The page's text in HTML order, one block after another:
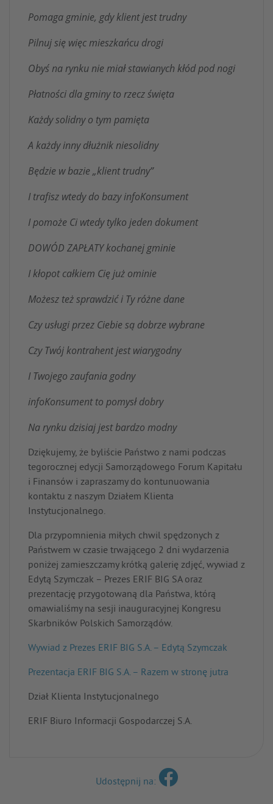
Pomaga gminie, gdy klient jest trudny
Pilnuj się więc mieszkańcu drogi
Obyś na rynku nie miał stawianych kłód pod nogi
Płatności dla gminy to rzecz święta
Każdy solidny o tym pamięta
A każdy inny dłużnik niesolidny
Będzie w bazie „klient trudny”
I trafisz wtedy do bazy infoKonsument
I pomoże Ci wtedy tylko jeden dokument
DOWÓD ZAPŁATY kochanej gminie
I kłopot całkiem Cię już ominie
Możesz też sprawdzić i Ty różne dane
Czy usługi przez Ciebie są dobrze wybrane
Czy Twój kontrahent jest wiarygodny
I Twojego zaufania godny
infoKonsument to pomysł dobry
Na rynku dzisiaj jest bardzo modny
Dziękujemy, że byliście Państwo z nami podczas
tegorocznej edycji Samorządowego Forum Kapitału
i Finansów i zapraszamy do kontunuowania
kontaktu z naszym Działem Klienta
Instytucjonalnego.
Dla przypomnienia miłych chwil spędzonych z
Państwem w czasie trwającego 2 dni wydarzenia
poniżej zamieszczamy krótką galerię zdjęć, wywiad z
Edytą Szymczak – Prezes ERIF BIG SA oraz
prezentację przygotowaną dla Państwa, którą
omawialiśmy na sesji inauguracyjnej Kongresu
Skarbników Polskich Samorządów.
Wywiad z Prezes ERIF BIG S.A. – Edytą Szymczak
Prezentacja ERIF BIG S.A. – Razem w stronę jutra
Dział Klienta Instytucjonalnego
ERIF Biuro Informacji Gospodarczej S.A.
Udostępnij na: